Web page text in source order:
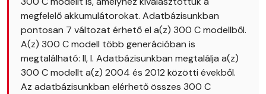
megfelelő akkumulátorokat. Adatbázisunkban
pontosan 7 változat érhető el a(z) 300 C modellből.
A(z) 300 C modell több generációban is
megtalálható: II, I. Adatbázisunkban megtalálja a(z)
300 C modellt a(z) 2004 és 2012 közötti évekből.
Az adatbázisunkban elérhető összes 300 C